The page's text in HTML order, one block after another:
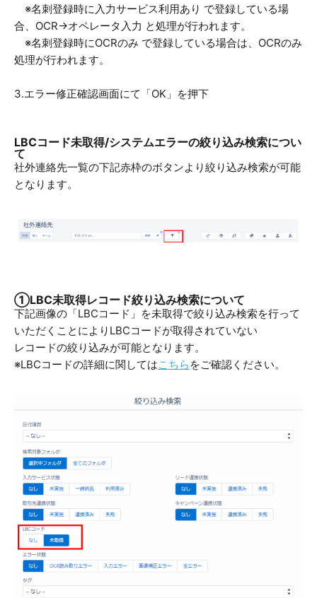
※名刺登録時に入力サービス利用あり で登録している場
合、OCR→オペレータ入力 と処理が行われます。
※名刺登録時にOCRのみ で登録している場合は、OCRのみ
処理が行われます。
3.エラー修正確認画面にて「OK」を押下
LBCコード未取得/システムエラーの絞り込み検索につい
て
社外連絡先一覧の下記赤枠のボタンより絞り込み検索が可能
となります。
①LBC未取得レコード絞り込み検索について
下記画像の「LBCコード」を未取得で絞り込み検索を行って
いただくことによりLBCコードが取得されていない
レコードの絞り込みが可能となります。
※LBCコードの詳細に関してはこちら をご確認ください。